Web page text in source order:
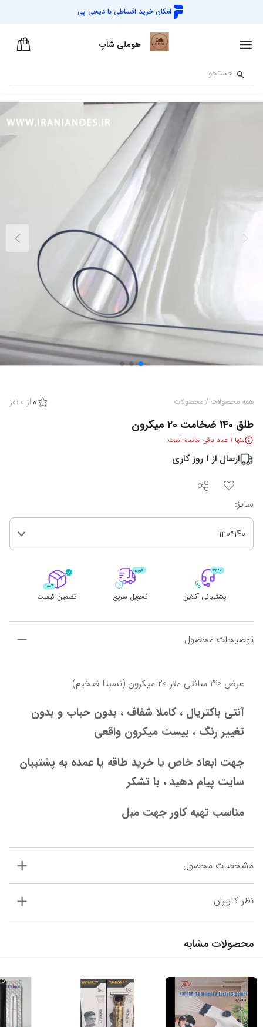
امکان خرید اقساطی با دیجی پی
هوملی شاپ
همه محصولات / محصولات 0 از 0 نفر
طلق 140 ضخامت 20 میکرون
تنها 1 عدد باقی مانده است.
ارسال از 1 روز کاری
سایز:
140*120
پشتیبانی آنلاین تحویل سریع تضمین کیفیت
توضیحات محصول
عرض 140 سانتی متر 20 میکرون (نسبتا ضخیم)
تغییر رنگ ، بیست میکرون واقعی
سایت پیام دهید ، با تشکر
مناسب تهیه کاور جهت مبل
مشخصات محصول
نظر کاربران
محصولات مشابه